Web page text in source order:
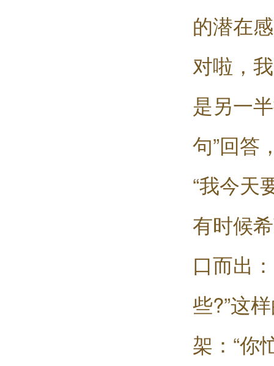
的潜在
对啦，
是另一
句”回答
“我今天
有时候
口而出
些?”这
架：“你